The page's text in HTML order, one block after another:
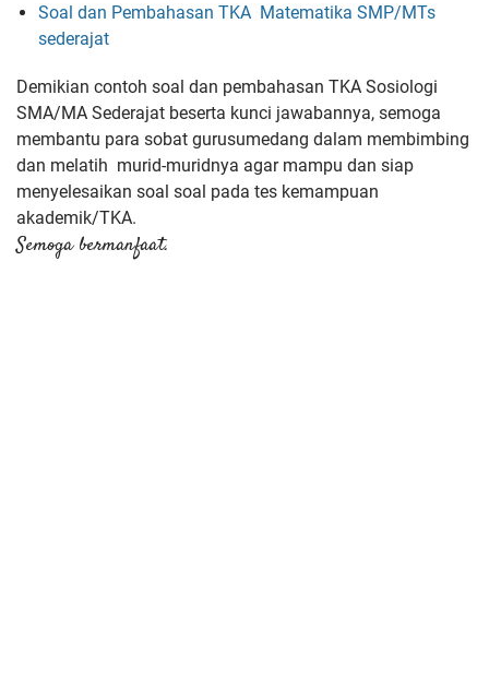
Soal dan Pembahasan TKA Matematika SMP/MTs
sederajat
Demikian contoh soal dan pembahasan TKA Sosiologi
SMA/MA Sederajat beserta kunci jawabannya, semoga
membantu para sobat gurusumedang dalam membimbing
dan melatih murid-muridnya agar mampu dan siap
menyelesaikan soal soal pada tes kemampuan
akademik/TKA.
Semoga bermanfaat.